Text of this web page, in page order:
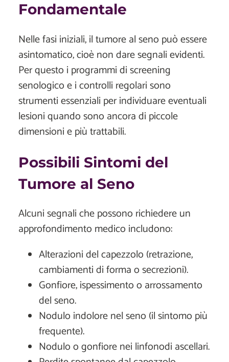
Fondamentale
Nelle fasi iniziali, il tumore al seno può essere
asintomatico, cioè non dare segnali evidenti.
Per questo i programmi di screening
senologico e i controlli regolari sono
strumenti essenziali per individuare eventuali
lesioni quando sono ancora di piccole
dimensioni e più trattabili.
Possibili Sintomi del
Tumore al Seno
Alcuni segnali che possono richiedere un
approfondimento medico includono:
Alterazioni del capezzolo (retrazione,
cambiamenti di forma o secrezioni).
Gonfiore, ispessimento o arrossamento
del seno.
Nodulo indolore nel seno (il sintomo più
frequente).
Nodulo o gonfiore nei linfonodi ascellari.